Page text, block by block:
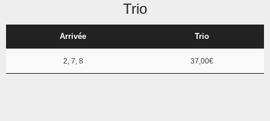
Trio
Arrivée Trio
2, 7, 8 37,00€